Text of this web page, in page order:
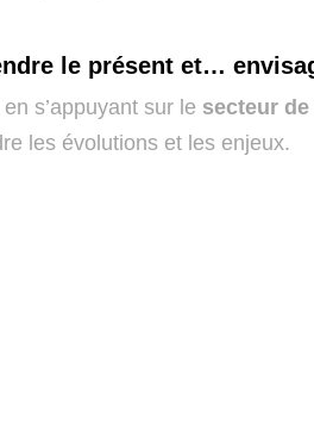
le présent et…
s’appuyant sur le secteur
les évolutions et les enjeux.